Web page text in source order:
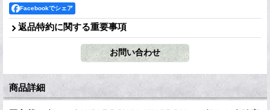
Facebookでシェア
返品特約に関する重要事項
商品詳細